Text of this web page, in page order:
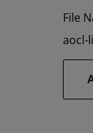
File
aocl-